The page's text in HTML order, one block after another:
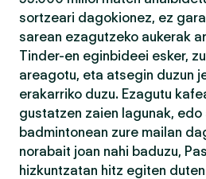
sortzeari dagokionez, ez
sarean ezagutzeko aukerak
Tinder-en eginbideei esker,
areagotu, eta atsegin duzun
erakarriko duzu. Ezagutu
gustatzen zaien lagunak, edo
badmintonean zure mailan
norabait joan nahi baduzu,
hizkuntzatan hitz egiten